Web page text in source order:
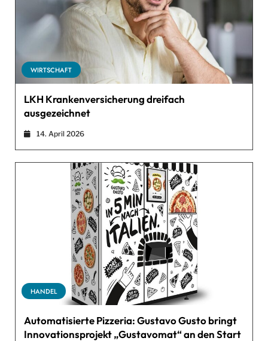
WIRTSCHAFT
LKH Krankenversicherung dreifach
ausgezeichnet
14. April 2026
HANDEL
Automatisierte Pizzeria: Gustavo Gusto bringt
Innovationsprojekt „Gustavomat“ an den Start